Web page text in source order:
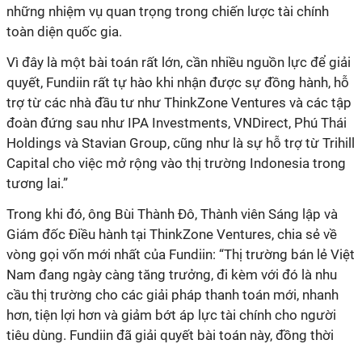
những nhiệm vụ quan trọng trong chiến lược tài chính
toàn diện quốc gia.
Vì đây là một bài toán rất lớn, cần nhiều nguồn lực để giải
quyết, Fundiin rất tự hào khi nhận được sự đồng hành, hỗ
trợ từ các nhà đầu tư như ThinkZone Ventures và các tập
đoàn đứng sau như IPA Investments, VNDirect, Phú Thái
Holdings và Stavian Group, cũng như là sự hỗ trợ từ Trihill
Capital cho việc mở rộng vào thị trường Indonesia trong
tương lai.”
Trong khi đó, ông Bùi Thành Đô, Thành viên Sáng lập và
Giám đốc Điều hành tại ThinkZone Ventures, chia sẻ về
vòng gọi vốn mới nhất của Fundiin: “Thị trường bán lẻ Việt
Nam đang ngày càng tăng trưởng, đi kèm với đó là nhu
cầu thị trường cho các giải pháp thanh toán mới, nhanh
hơn, tiện lợi hơn và giảm bớt áp lực tài chính cho người
tiêu dùng. Fundiin đã giải quyết bài toán này, đồng thời